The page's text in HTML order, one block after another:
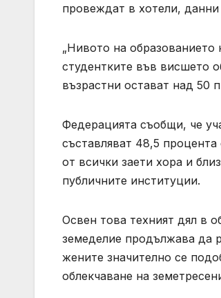
провеждат в хотели,
„Нивото на
студентките във висшето
възрастни остават над 50
Федерацията съобщи, че
съставляват 48,5
от всички заети хора и
публичните институции.
Освен това техният дял в
земеделие продължава да
жените значително се
облекчаване на